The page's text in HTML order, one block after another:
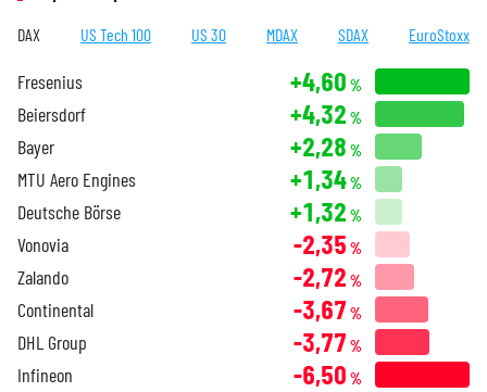
DAX US Tech 100 US 30 MDAX SDAX EuroStoxx
Fresenius +4,60 %
Beiersdorf +4,32 %
Bayer +2,28 %
MTU Aero Engines +1,34%
Deutsche Börse +1,32 %
Vonovia -2,35 %
Zalando -2,72 %
Continental -3,67 %
DHL Group -3,77 %
Infineon -6,50 %